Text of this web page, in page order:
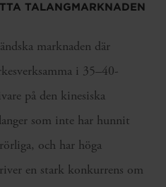
TALANGMARKNADEN
marknaden där
i 35–40-
på den kinesiska
som inte har hunnit
och har höga
en stark konkurrens om